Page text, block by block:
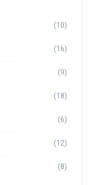
(10)
(16)
(9)
(18)
(6)
(12)
(8)